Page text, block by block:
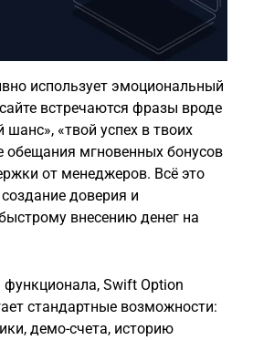
использует эмоциональный
встречаются фразы вроде
шанс», «твой успех в твоих
обещания мгновенных бонусов
от менеджеров. Всё это
доверия и
внесению денег на
функционала, Swift Option
стандартные возможности:
демо-счета, историю